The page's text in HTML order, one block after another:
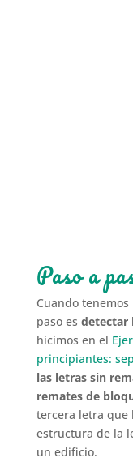
Paso a
Cuando
paso es detectar
hicimos en el
principiantes:
las letras sin
remates de
tercera letra que
estructura de la
un edificio.